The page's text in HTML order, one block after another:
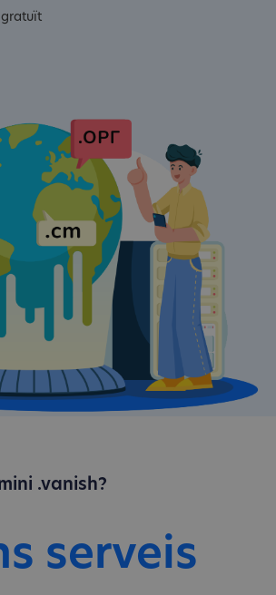
gratuït
.vanish?
serveis